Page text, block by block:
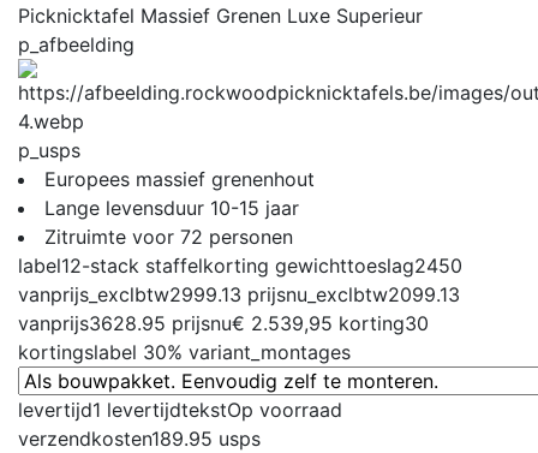
Picknicktafel Massief Grenen Luxe Superieur
p_afbeelding
p_usps
Europees massief grenenhout
Lange levensduur 10-15 jaar
Zitruimte voor 72 personen
label12-stack staffelkorting gewichttoeslag2450
vanprijs_exclbtw2999.13 prijsnu_exclbtw2099.13
vanprijs3628.95 prijsnu€ 2.539,95 korting30
kortingslabel 30% variant_montages
levertijd1 levertijdtekstOp voorraad
verzendkosten189.95 usps